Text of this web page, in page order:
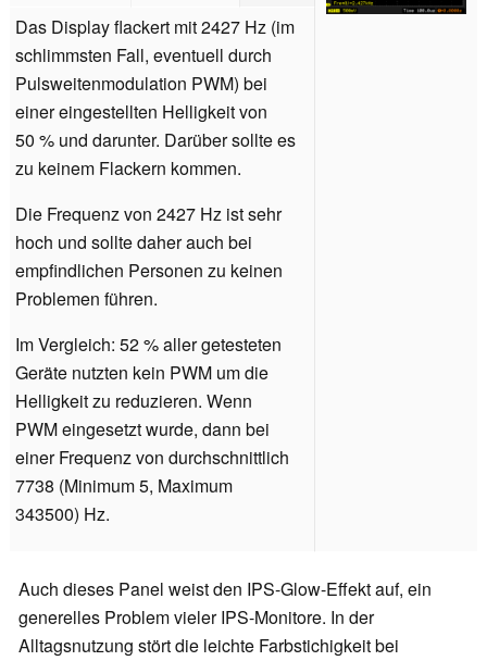
Das Display flackert mit 2427 Hz (im
schlimmsten Fall, eventuell durch
Pulsweitenmodulation PWM) bei
einer eingestellten Helligkeit von
50 % und darunter. Darüber sollte es
zu keinem Flackern kommen.
Die Frequenz von 2427 Hz ist sehr
hoch und sollte daher auch bei
empfindlichen Personen zu keinen
Problemen führen.
Im Vergleich: 52 % aller getesteten
Geräte nutzten kein PWM um die
Helligkeit zu reduzieren. Wenn
PWM eingesetzt wurde, dann bei
einer Frequenz von durchschnittlich
7738 (Minimum 5, Maximum
343500) Hz.
Auch dieses Panel weist den IPS-Glow-Effekt auf, ein
generelles Problem vieler IPS-Monitore. In der
Alltagsnutzung stört die leichte Farbstichigkeit bei